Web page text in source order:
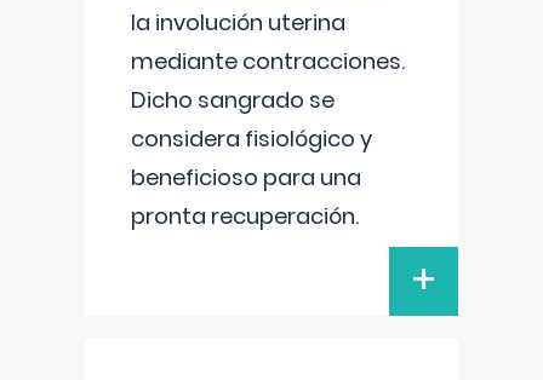
la involución uterina
mediante contracciones.
Dicho sangrado se
considera fisiológico y
beneficioso para una
pronta recuperación.
+